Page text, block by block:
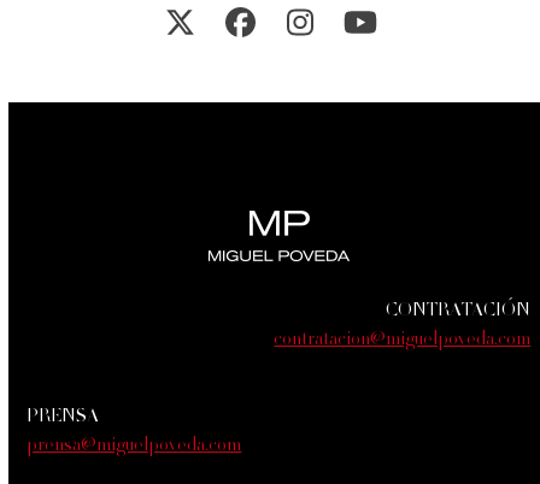
TwitterFacebookInstagram
YouTube
CONTRATACIÓN
contratacion@miguelpoveda.com
PRENSA
prensa@miguelpoveda.com